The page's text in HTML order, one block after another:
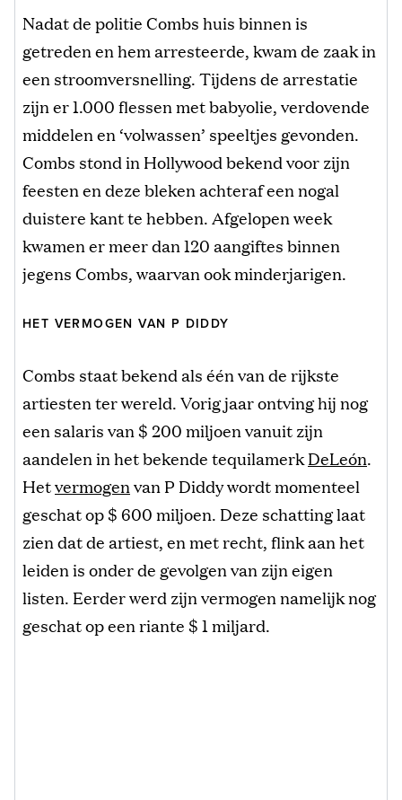
Nadat de politie Combs huis binnen is
getreden en hem arresteerde, kwam de zaak in
een stroomversnelling. Tijdens de arrestatie
zijn er 1.000 flessen met babyolie, verdovende
middelen en ‘volwassen’ speeltjes gevonden.
Combs stond in Hollywood bekend voor zijn
feesten en deze bleken achteraf een nogal
duistere kant te hebben. Afgelopen week
kwamen er meer dan 120 aangiftes binnen
jegens Combs, waarvan ook minderjarigen.
HET VERMOGEN VAN P DIDDY
Combs staat bekend als één van de rijkste
artiesten ter wereld. Vorig jaar ontving hij nog
een salaris van $ 200 miljoen vanuit zijn
aandelen in het bekende tequilamerkDeLeón.
Hetvermogenvan P Diddy wordt momenteel
geschat op $ 600 miljoen. Deze schatting laat
zien dat de artiest, en met recht, flink aan het
leiden is onder de gevolgen van zijn eigen
listen. Eerder werd zijn vermogen namelijk nog
geschat op een riante $ 1 miljard.